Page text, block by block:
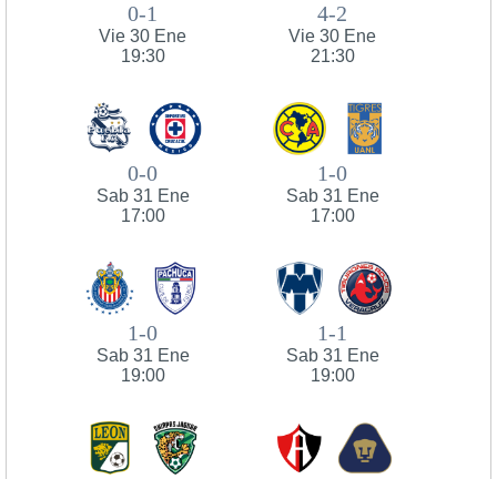
0-1
Vie 30 Ene
19:30
4-2
Vie 30 Ene
21:30
0-0
Sab 31 Ene
17:00
1-0
Sab 31 Ene
17:00
1-0
Sab 31 Ene
19:00
1-1
Sab 31 Ene
19:00